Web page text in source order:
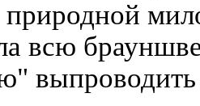
природной
всю